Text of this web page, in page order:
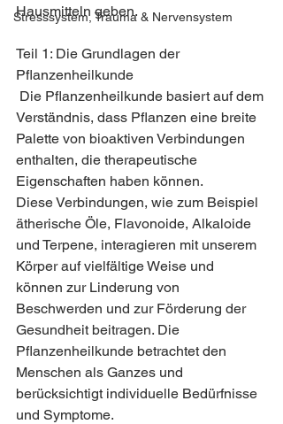
Stresssystem, Trauma & Nervensystem
Hausmitteln geben.
Teil 1: Die Grundlagen der
Pflanzenheilkunde
Verständnis, dass Pflanzen eine breite
Palette von bioaktiven Verbindungen
enthalten, die therapeutische
Eigenschaften haben können.
Diese Verbindungen, wie zum Beispiel
ätherische Öle, Flavonoide, Alkaloide
und Terpene, interagieren mit unserem
Körper auf vielfältige Weise und
können zur Linderung von
Beschwerden und zur Förderung der
Gesundheit beitragen. Die
Pflanzenheilkunde betrachtet den
Menschen als Ganzes und
berücksichtigt individuelle Bedürfnisse
und Symptome.